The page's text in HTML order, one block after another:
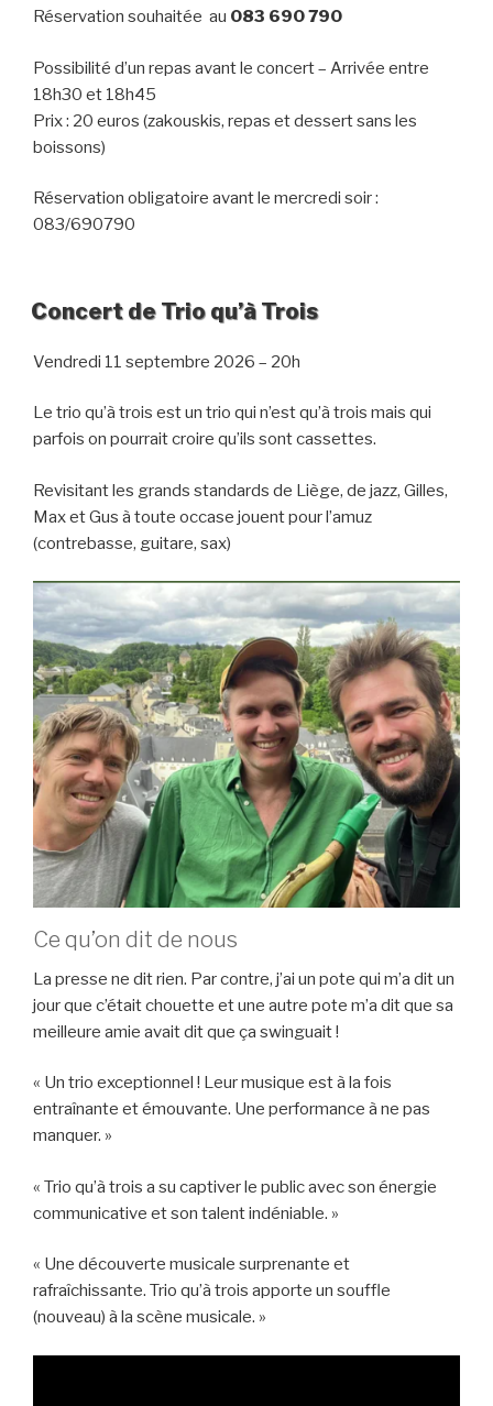
Réservation souhaitée au 083 690 790
Possibilité d’un repas avant le concert – Arrivée entre
18h30 et 18h45
Prix : 20 euros (zakouskis, repas et dessert sans les
boissons)
Réservation obligatoire avant le mercredi soir :
083/690790
Concert de Trio qu’à Trois
Vendredi 11 septembre 2026 – 20h
Le trio qu’à trois est un trio qui n’est qu’à trois mais qui
parfois on pourrait croire qu’ils sont cassettes.
Revisitant les grands standards de Liège, de jazz, Gilles,
Max et Gus à toute occase jouent pour l’amuz
(contrebasse, guitare, sax)
Ce qu’on dit de nous
La presse ne dit rien. Par contre, j’ai un pote qui m’a dit un
jour que c’était chouette et une autre pote m’a dit que sa
meilleure amie avait dit que ça swinguait !
« Un trio exceptionnel ! Leur musique est à la fois
entraînante et émouvante. Une performance à ne pas
manquer. »
« Trio qu’à trois a su captiver le public avec son énergie
communicative et son talent indéniable. »
« Une découverte musicale surprenante et
rafraîchissante. Trio qu’à trois apporte un souffle
(nouveau) à la scène musicale. »